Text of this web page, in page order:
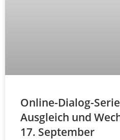
Online-Dialog-
Ausgleich und
17. September